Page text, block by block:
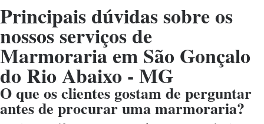
Principais dúvidas sobre os
nossos serviços de
Marmoraria em São Gonçalo
do Rio Abaixo - MG
O que os clientes gostam de perguntar
antes de procurar uma marmoraria?